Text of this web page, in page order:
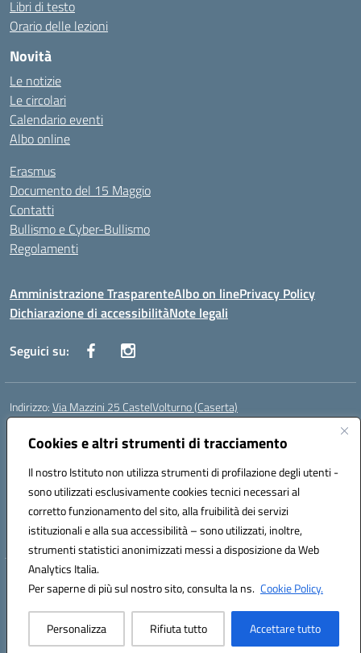
Cookies e altri strumenti di tracciamento
Il nostro Istituto non utilizza strumenti di profilazione degli utenti -
sono utilizzati esclusivamente cookies tecnici necessari al
corretto funzionamento del sito, alla fruibilità dei servizi
istituzionali e alla sua accessibilità – sono utilizzati, inoltre,
strumenti statistici anonimizzati messi a disposizione da Web
Analytics Italia.
Per saperne di più sul nostro sito, consulta la ns. Cookie Policy.
Personalizza Rifiuta tutto Accettare tutto
Libri di testo
Orario delle lezioni
Novità
Le notizie
Le circolari
Calendario eventi
Albo online
Erasmus
Documento del 15 Maggio
Contatti
Bullismo e Cyber-Bullismo
Regolamenti
Amministrazione TrasparenteAlbo on linePrivacy Policy
Dichiarazione di accessibilitàNote legali
Seguici su:
Indirizzo:Via Mazzini 25 CastelVolturno (Caserta)
Centralino:
Posta elettronica certificata (PEC):ceis014005@pec.istruzione.it
Codice fiscale: 93063510619
Codice meccanografico:CEIS014005
Codice Indice delle Pubbliche Amministrazioni (IPA): istsc_ceis014005
Codice unico di fatturazione (CUF): UOU8EW
Hosting & Powered by 3D Solution S.r.l.
Concept & Design by Designers Italia